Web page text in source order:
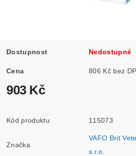
Dostupnost Nedostupné
Cena 806 Kč bez
903 Kč
Kód produktu 115073
Značka
VAFO Brit
s.r.o.